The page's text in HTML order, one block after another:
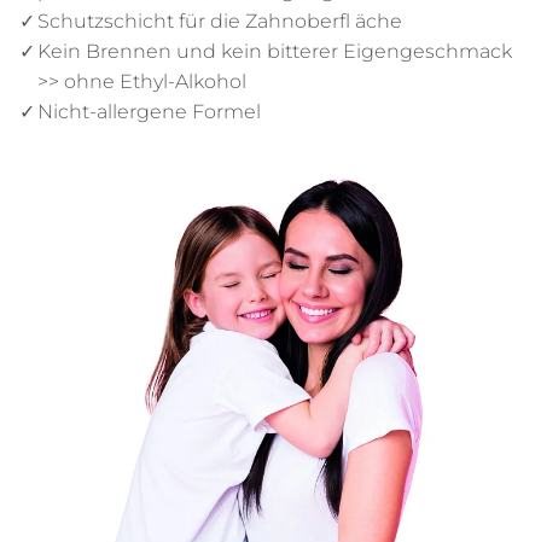
Fachhandel Kontaktformular
Schutzschicht für die Zahnoberfl äche
Kein Brennen und kein bitterer Eigengeschmack
>> ohne Ethyl-Alkohol
Nicht-allergene Formel